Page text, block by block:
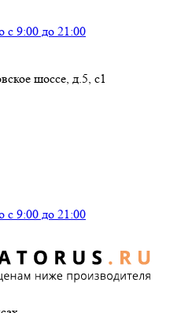
с 9:00 до 21:00
шоссе, д.5, с1
с 9:00 до 21:00